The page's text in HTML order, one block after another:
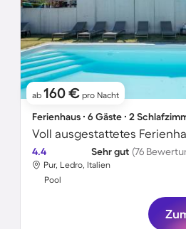
ab 160 € pro Nacht
Ferienhaus ∙ 6 Gäste ∙ 2
4.4 Sehr gut (76
Pur, Ledro, Italien
Pool